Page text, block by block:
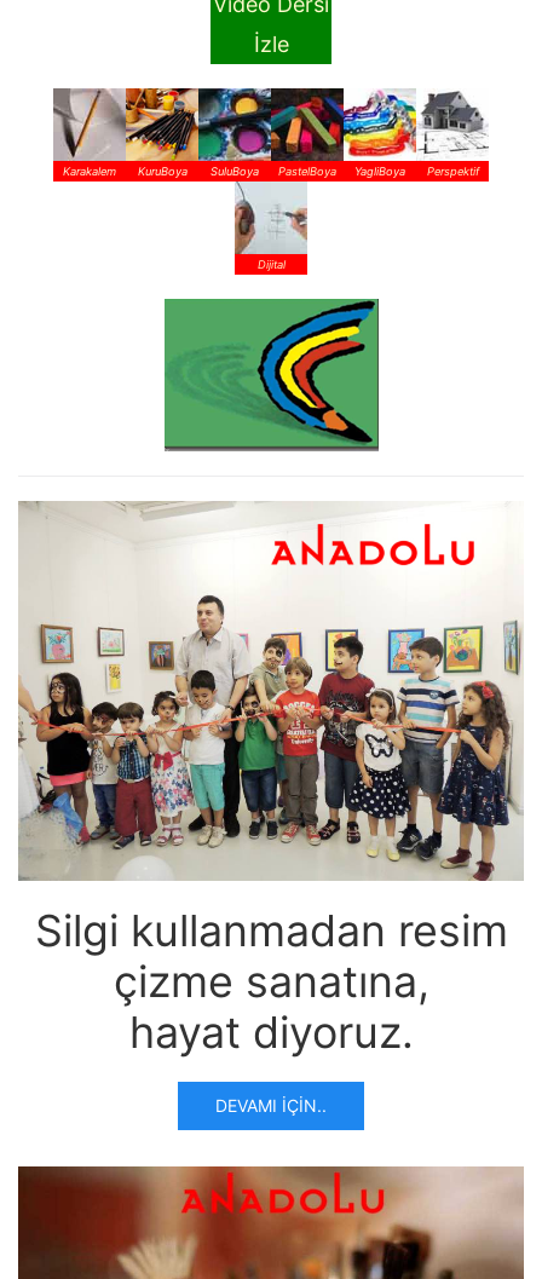
İzle
Karakalem KuruBoya SuluBoya PastelBoya YagliBoya Perspektif
Dijital
Silgi kullanmadan resim
çizme sanatına,
hayat diyoruz.
DEVAMI İÇIN..